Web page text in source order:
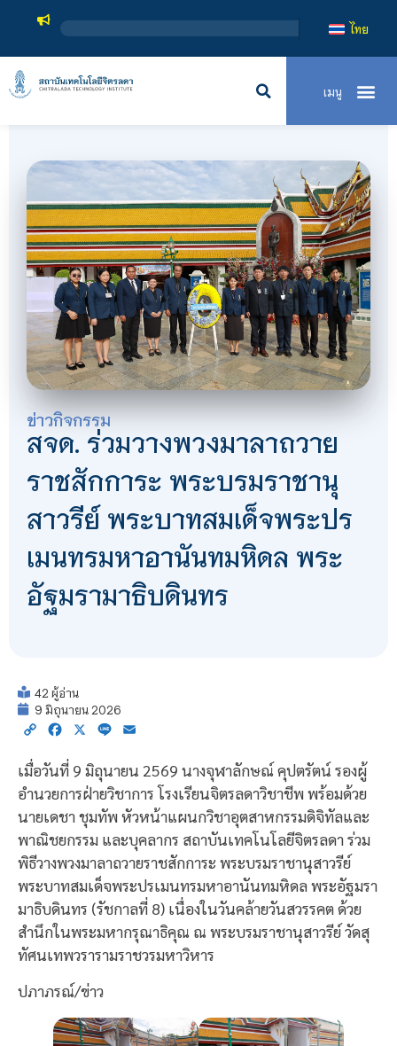
สถาบันเทคโนโลยีจิตรลด
ไทย
ข่าวกิจกรรม
สจด. ร่วมวางพวงมาลาถวาย
ราชสักการะ พระบรมราชานุ
สาวรีย์ พระบาทสมเด็จพระปร
เมนทรมหาอานันทมหิดล พระ
อัฐมรามาธิบดินทร
42 ผู้อ่าน
9 มิถุนายน 2026
Copy Facebook
X Line
เมื่อวันที่ 9 มิถุนายน 2569 นางจุฬาลักษณ์ คุปตรัตน์ รองผู้
อำนวยการฝ่ายวิชาการ โรงเรียนจิตรลดาวิชาชีพ พร้อมด้วย
นายเดชา ชุมทัพ หัวหน้าแผนกวิชาอุตสาหกรรมดิจิทัลและ
พาณิชยกรรม และบุคลากร สถาบันเทคโนโลยีจิตรลดา ร่วม
พิธีวางพวงมาลาถวายราชสักการะ พระบรมราชานุสาวรีย์
พระบาทสมเด็จพระปรเมนทรมหาอานันทมหิดล พระอัฐมรา
มาธิบดินทร (รัชกาลที่ 8) เนื่องในวันคล้ายวันสวรรคต ด้วย
สำนึกในพระมหากรุณาธิคุณ ณ พระบรมราชานุสาวรีย์ วัดสุ
ทัศนเทพวรารามราชวรมหาวิหาร
ปภาภรณ์/ข่าว